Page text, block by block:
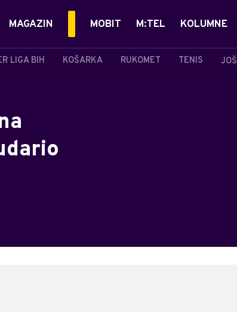
LIGA BIH KOŠARKA RUKOMET TENIS JOŠ
MAGAZIN MOBIT M:TEL KOLUMNE